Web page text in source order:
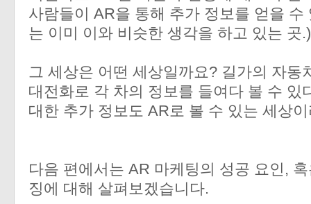
사람들이 AR을 통해 추가 정보를 얻을 수
는 이미 이와 비슷한 생각을 하고 있는 곳
그 세상은 어떤 세상일까요? 길가의 자동
대전화로 각 차의 정보를 들여다 볼 수 있
대한 추가 정보도 AR로 볼 수 있는 세상
다음 편에서는 AR 마케팅의 성공 요인,
징에 대해 살펴보겠습니다.